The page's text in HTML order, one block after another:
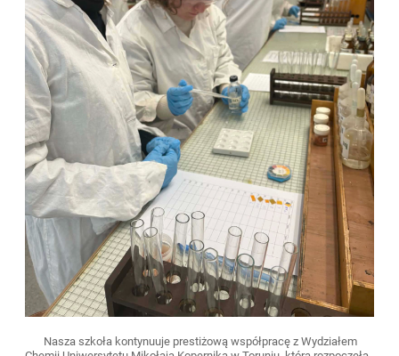
Nasza szkoła kontynuuje prestiżową współpracę z Wydziałem